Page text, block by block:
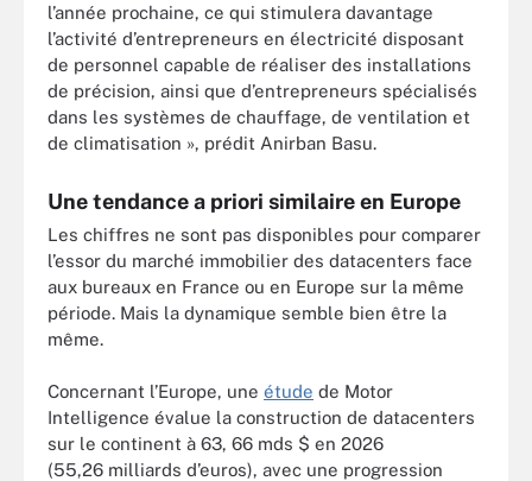
l’année prochaine, ce qui stimulera davantage
l’activité d’entrepreneurs en électricité disposant
de personnel capable de réaliser des installations
de précision, ainsi que d’entrepreneurs spécialisés
dans les systèmes de chauffage, de ventilation et
de climatisation », prédit Anirban Basu.
Une tendance a priori similaire en Europe
Les chiffres ne sont pas disponibles pour comparer
l’essor du marché immobilier des datacenters face
aux bureaux en France ou en Europe sur la même
période. Mais la dynamique semble bien être la
même.
Concernant l’Europe, une étude de Motor
Intelligence évalue la construction de datacenters
sur le continent à 63, 66 mds $ en 2026
(55,26 milliards d’euros), avec une progression